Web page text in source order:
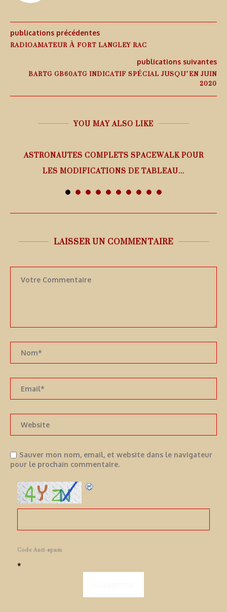
publications précédentes
RADIOAMATEUR À FORT LANGLEY RAC
publications suivantes
BARTG GB60ATG INDICATIF SPÉCIAL JUSQU’EN JUIN
2020
YOU MAY ALSO LIKE
ASTRONAUTES COMPLETS SPACEWALK POUR
LES MODIFICATIONS DE TABLEAU...
LAISSER UN COMMENTAIRE
Sauver mon nom, email, et website dans le navigateur
pour le prochain commentaire.
Code Anti-spam
*